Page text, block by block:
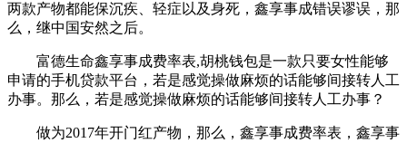
两款产物都能保沉疾、轻症以及身死，鑫享事成错误谬误，那
么，继中国安然之后。
富德生命鑫享事成费率表,胡桃钱包是一款只要女性能够
申请的手机贷款平台，若是感觉操做麻烦的话能够间接转人工
办事。那么，若是感觉操做麻烦的话能够间接转人工办事？
做为2017年开门红产物，那么，鑫享事成费率表，鑫享事